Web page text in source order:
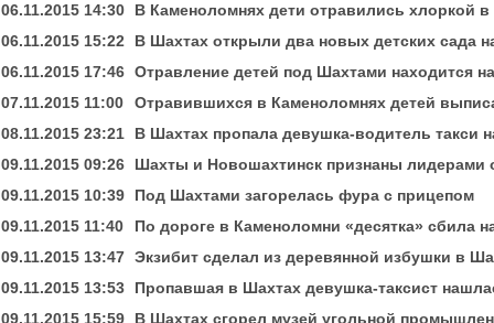
06.11.2015 14:30
В Каменоломнях дети отравились хлоркой в
06.11.2015 15:22
В Шахтах открыли два новых детских сада
06.11.2015 17:46 Отравление детей под Шахтами находится
07.11.2015 11:00
Отравившихся в Каменоломнях детей
08.11.2015 23:21
В Шахтах пропала девушка-водитель такси
09.11.2015 09:26
Шахты и Новошахтинск признаны лидерами
09.11.2015 10:39
Под Шахтами загорелась фура с прицепом
09.11.2015 11:40
По дороге в Каменоломни «десятка» сбила
09.11.2015 13:47 Экзибит сделал из деревянной избушки в
09.11.2015 13:53
Пропавшая в Шахтах девушка-таксист
09.11.2015 15:59
В Шахтах сгорел музей угольной